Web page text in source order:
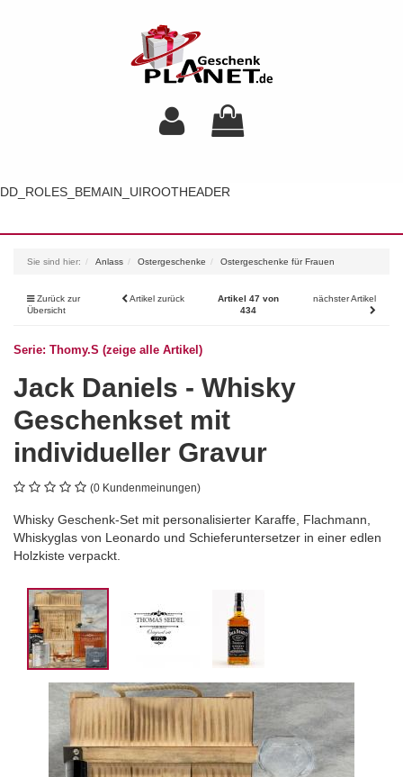
DD_ROLES_BEMAIN_UIROOTHEADER
Sie sind hier: Anlass Ostergeschenke Ostergeschenke für Frauen
Zurück zur
Übersicht
Artikel zurück
Artikel 47 von
434
nächster Artikel
Serie: Thomy.S (zeige alle Artikel)
Jack Daniels - Whisky
Geschenkset mit
individueller Gravur
(0 Kundenmeinungen)
Whisky Geschenk-Set mit personalisierter Karaffe, Flachmann,
Whiskyglas von Leonardo und Schieferuntersetzer in einer edlen
Holzkiste verpackt.